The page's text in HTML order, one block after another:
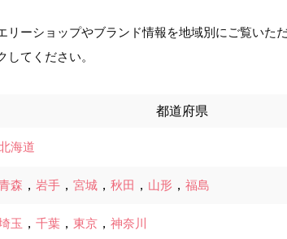
ーショップやブランド情報を地域別にご覧いただ
てください。
都道府県
海道
森 ， 岩手 ， 宮城 ， 秋田 ， 山形 ， 福島
玉 ， 千葉 ， 東京 ， 神奈川